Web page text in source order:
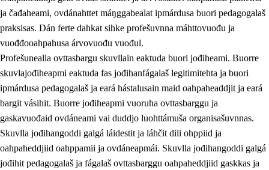
ja čađaheami, ovdánahttet máŋggabealat ipmárdusa buori pedagogalaš
praksisas. Dán ferte dahkat sihke profešuvnna máhttovuođu ja
vuođđooahpahusa árvovuođu vuođul.
Profešunealla ovttasbargu skuvllain eaktuda buori jođiheami. Buorre
skuvlajođiheapmi eaktuda fas jođihanfágalaš legitimitehta ja buori
ipmárdusa pedagogalaš ja eará hástalusain maid oahpaheaddjit ja eará
bargit vásihit. Buorre jođiheapmi vuoruha ovttasbarggu ja
gaskavuođaid ovdáneami vai duddjo luohttámuša organisašuvnnas.
Skuvlla jođihangoddi galgá láidestit ja láhčit dili ohppiid ja
oahpaheddjiid oahppamii ja ovdáneapmái. Skuvlla jođihangoddi galgá
jođihit pedagogalaš ja fágalaš ovttasbarggu oahpaheddjiid gaskkas ja